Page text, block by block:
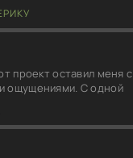
проект оставил меня с
ощущениями. С одной